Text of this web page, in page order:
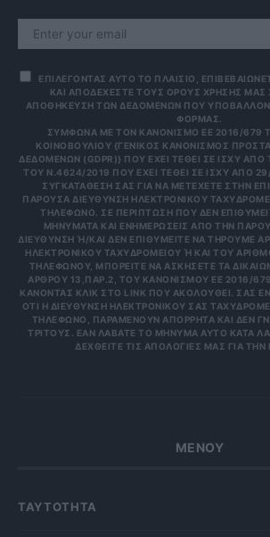
ΕΠΙΛΕΓΟΝΤΑΣ ΑΥΤΟ ΤΟ ΠΛΑΙΣΙΟ,
ΚΑΙ ΑΠΟΔΕΧΕΣΤΕ ΤΟΥΣ ΟΡΟΥΣ ΧΡΗΣΗΣ ΜΑΣ
ΑΠΟΘΗΚΕΥΣΗ ΤΩΝ ΔΕΔΟΜΕΝΩΝ ΠΟΥ
ΦΟΡΜΑΣ.
ΣΎΜΦΩΝΑ ΜΕ ΤΟΝ ΚΑΝΟΝΙΣΜΌ ΕΕ 2016/679
ΚΟΙΝΟΒΟΥΛΊΟΥ {ΓΕΝΙΚΌΣ ΚΑΝΟΝΙΣΜΌΣ
ΔΕΔΟΜΈΝΩΝ (GDPR)} ΠΟΥ ΈΧΕΙ ΤΕΘΕΊ ΣΕ ΙΣΧΎ ΑΠΌ
ΤΟΥ Ν.4624/2019 ΠΟΥ ΈΧΕΙ ΤΕΘΕΊ ΣΕ ΙΣΧΎ ΑΠΌ
ΣΥΓΚΑΤΆΘΕΣΉ ΣΑΣ ΓΙΑ ΝΑ ΜΕΤΈΧΕΤΕ ΣΤΗΝ
ΠΑΡΟΎΣΑ ΔΙΕΎΘΥΝΣΗ ΗΛΕΚΤΡΟΝΙΚΟΎ
ΗΛΈΦΩΝΟ. ΣΕ ΠΕΡΊΠΤΩΣΗ ΠΟΥ ΔΕΝ
ΗΝΎΜΑΤΑ ΚΑΙ ΕΝΗΜΕΡΏΣΕΙΣ ΑΠΌ ΤΗΝ
ΙΕΎΘΥΝΣΗ Ή/ΚΑΙ ΔΕΝ ΕΠΙΘΥΜΕΊΤΕ ΝΑ ΤΗΡΟΎΜΕ
ΕΚΤΡΟΝΙΚΟΎ ΤΑΧΥΔΡΟΜΕΊΟΥ Ή ΚΑΙ ΤΟΥ ΑΡΙΘΜΟΎ
ΕΦΏΝΟΥ, ΜΠΟΡΕΊΤΕ ΝΑ ΑΣΚΉΣΕΤΕ ΤΑ
ΡΟΥ 13,ΠΑΡ.2, ΤΟΥ ΚΑΝΟΝΙΣΜΟΎ ΕΕ 2016/679 ΚΑΙ
ΟΝΤΑΣ ΚΛΙΚ ΣΤΟ LINK ΠΟΥ ΑΚΟΛΟΥΘΕΊ. ΣΑΣ
Η ΔΙΕΎΘΥΝΣΗ ΗΛΕΚΤΡΟΝΙΚΟΎ ΣΑΣ ΤΑΧΥΔΡΟΜΕΊΟΥ
ΦΩΝΟ, ΠΑΡΑΜΈΝΟΥΝ ΑΠΌΡΡΗΤΑ ΚΑΙ ΔΕΝ
ΟΥΣ. ΕΆΝ ΛΆΒΑΤΕ ΤΟ ΜΉΝΥΜΑ ΑΥΤΌ ΚΑΤΆ
ΕΊΤΕ ΤΙΣ ΑΠΟΛΟΓΊΕΣ ΜΑΣ ΓΙΑ ΤΗΝ
ΜΕΝΟΥ
ΤΑΥΤΟΤΗΤΑ